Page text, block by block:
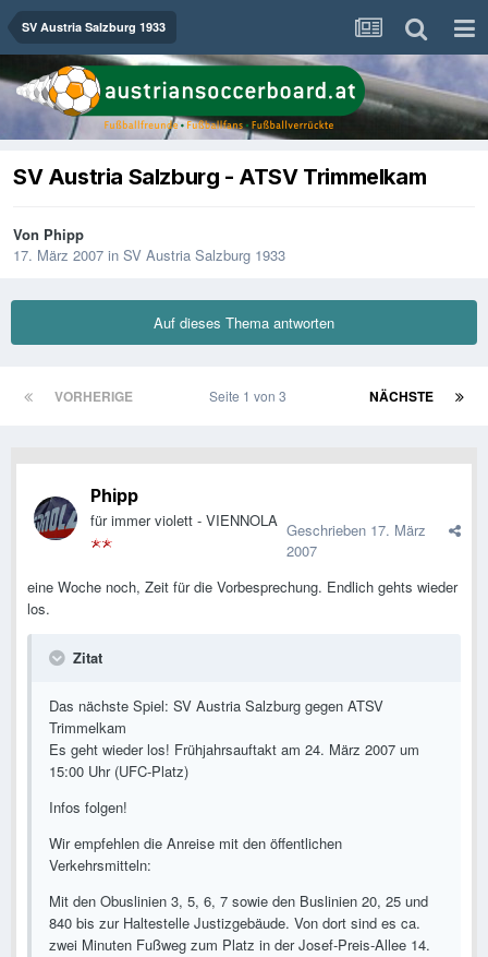
SV Austria Salzburg 1933
SV Austria Salzburg - ATSV Trimmelkam
Von Phipp
17. März 2007 in SV Austria Salzburg 1933
Auf dieses Thema antworten
VORHERIGE NÄCHSTE
Seite 1 von 3
Phipp
für immer violett - VIENNOLA Geschrieben 17. März
2007
eine Woche noch, Zeit für die Vorbesprechung. Endlich gehts wieder
los.
Zitat
Das nächste Spiel: SV Austria Salzburg gegen ATSV
Trimmelkam
Es geht wieder los! Frühjahrsauftakt am 24. März 2007 um
15:00 Uhr (UFC-Platz)
Infos folgen!
Wir empfehlen die Anreise mit den öffentlichen
Verkehrsmitteln:
Mit den Obuslinien 3, 5, 6, 7 sowie den Buslinien 20, 25 und
840 bis zur Haltestelle Justizgebäude. Von dort sind es ca.
zwei Minuten Fußweg zum Platz in der Josef-Preis-Allee 14.